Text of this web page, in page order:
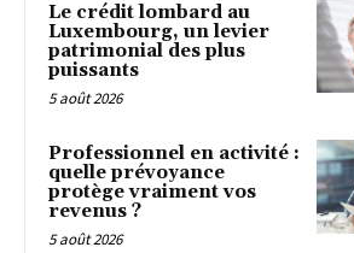
Le crédit lombard au
Luxembourg, un levier
patrimonial des plus
puissants
5 août 2026
Professionnel en activité :
quelle prévoyance
protège vraiment vos
revenus ?
5 août 2026